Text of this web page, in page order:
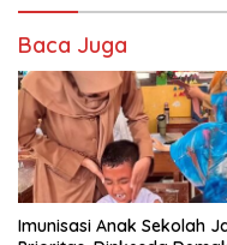
Baca Juga
Imunisasi Anak Sekolah